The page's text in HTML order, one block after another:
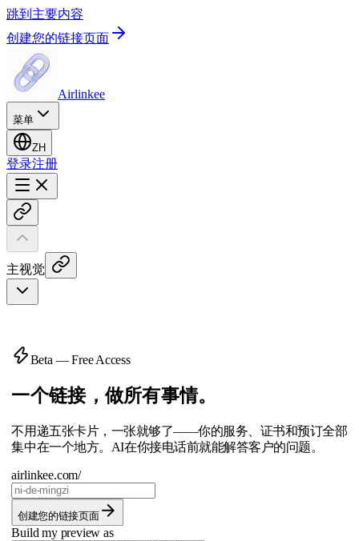
跳到主要内容
创建您的链接页面
Airlinkee
菜单
ZH
登录注册
主视觉
Beta — Free Access
一个链接，做所有事情。
不用递五张卡片，一张就够了——你的服务、证书和预订全部
集中在一个地方。AI在你接电话前就能解答客户的问题。
airlinkee.com/
创建您的链接页面
Build my preview as